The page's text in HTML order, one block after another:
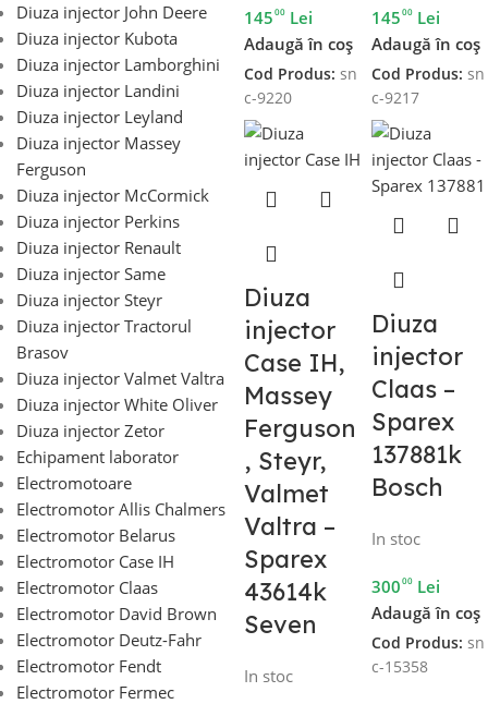
Diuza injector John Deere
Diuza injector Kubota
Diuza injector Lamborghini
Diuza injector Landini
Diuza injector Leyland
Diuza injector Massey
Ferguson
Diuza injector McCormick
Diuza injector Perkins
Diuza injector Renault
Diuza injector Same
Diuza injector Steyr
Diuza injector Tractorul
Brasov
Diuza injector Valmet Valtra
Diuza injector White Oliver
Diuza injector Zetor
Echipament laborator
Electromotoare
Electromotor Allis Chalmers
Electromotor Belarus
Electromotor Case IH
Electromotor Claas
Electromotor David Brown
Electromotor Deutz-Fahr
Electromotor Fendt
Electromotor Fermec
14500 Lei
Adaugă în coș
Cod Produs: sn
c-9220
14500 Lei
Adaugă în coș
Cod Produs: sn
c-9217
Diuza
injector
Case IH,
Massey
Ferguson
, Steyr,
Valmet
Valtra –
Sparex
43614k
Seven
In stoc
Diuza
injector
Claas –
Sparex
137881k
Bosch
In stoc
30000 Lei
Adaugă în coș
Cod Produs: sn
c-15358